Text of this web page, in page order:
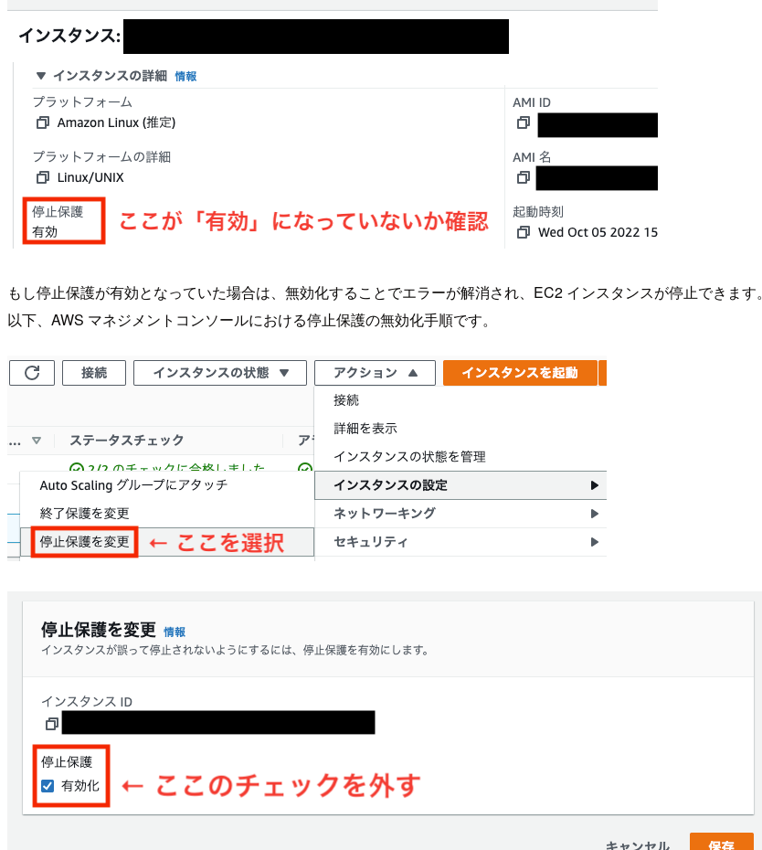
もし停止保護が有効となっていた場合は、無効化することでエラーが解消され、EC2 インスタンスが停止できます。
以下、AWS マネジメントコンソールにおける停止保護の無効化手順です。